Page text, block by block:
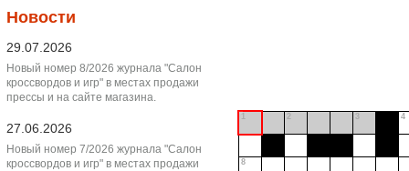
Новости
29.07.2026
Новый номер 8/2026 журнала "Салон
кроссвордов и игр" в местах продажи
прессы и на сайте магазина.
27.06.2026
Новый номер 7/2026 журнала "Салон
кроссвордов и игр" в местах продажи
1 2 3 4
8